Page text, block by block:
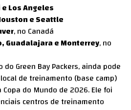
Los Angeles
e Seattle
, no Canadá
Guadalajara e Monterrey, no
Green Bay Packers, ainda pode
de treinamento (base camp)
do Mundo de 2026. Ele foi
centros de treinamento